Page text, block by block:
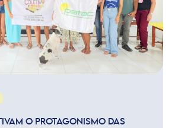
O PROTAGONISMO DAS